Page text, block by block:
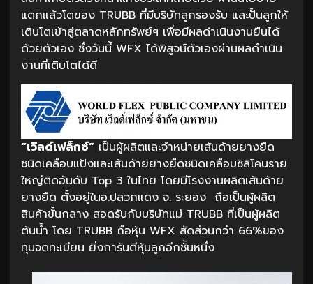
แตกแล้วโตของ TRUBB ที่มีบริษัทลูกรองรับ และปั้นลูกให้
เติบโตเข้าสู่ตลาดหลักทรัพย์ฯ เพื่อมีผลดำเนินงานยืนได้
ด้วยตัวเอง ซึ่งวันนี้ WFX ได้พิสูจน์ตัวเองผ่านผลดำเนิน
งานที่เติบโตได้ดี
“เวิลด์เฟล็กซ์” เป็นผู้ผลิตและจำหน่ายเส้นด้ายยางยืด
ชนิดเคลือบแป้งและเส้นด้ายยางยืดชนิดเคลือบซิลิโคนราย
ใหญ่ติดอันดับ Top 3 ในไทย โดยมีโรงงานผลิตเส้นด้าย
ยางยืด ตั้งอยู่ในอ.ปลวกแดง จ. ระยอง ถือเป็นผู้ผลิต
สินค้าขั้นกลาง สอดรับกับบริษัทแม่ TRUBB ที่เป็นผู้ผลิต
ต้นน้ำ โดย TRUBB ถือหุ้น WFX สัดส่วนกว่า 66%ของ
ทุนจดทะเบียน ยิ่งการันตีหุ้นลูกอีกชั้นหนึ่ง